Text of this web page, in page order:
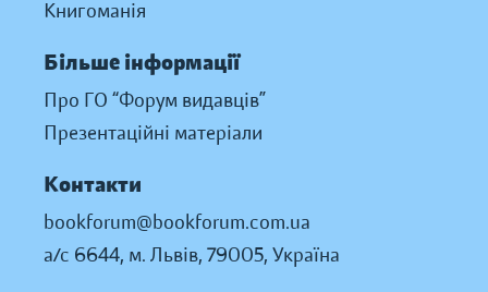
Книгоманія
Більше інформації
Про ГО “Форум видавців”
Презентаційні матеріали
Контакти
bookforum@bookforum.com.ua
а/с 6644, м. Львів, 79005, Україна